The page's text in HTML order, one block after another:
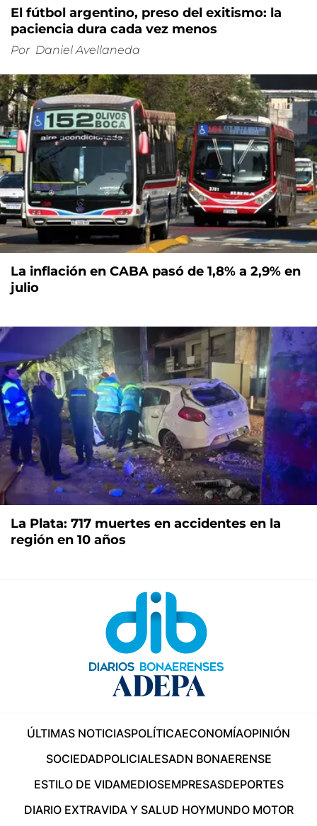
El fútbol argentino, preso del exitismo: la
paciencia dura cada vez menos
Por Daniel Avellaneda
La inflación en CABA pasó de 1,8% a 2,9% en
julio
La Plata: 717 muertes en accidentes en la
región en 10 años
ÚLTIMAS NOTICIASPOLÍTICAECONOMÍAOPINIÓN
SOCIEDADPOLICIALESADN BONAERENSE
ESTILO DE VIDAMEDIOSEMPRESASDEPORTES
DIARIO EXTRAVIDA Y SALUD HOYMUNDO MOTOR